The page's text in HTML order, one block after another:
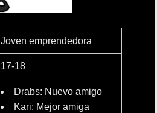
Joven emprendedora
17-18
Drabs: Nuevo amigo
Kari: Mejor amiga